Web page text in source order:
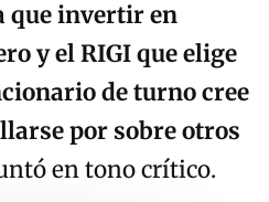
que invertir en
y el RIGI que elige
de turno cree
por sobre otros
en tono crítico.